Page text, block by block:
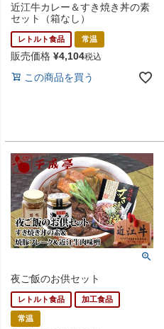
近江牛カレー＆すき焼き丼の素
セット（箱なし）
レトルト食品 常温
販売価格 ¥4,104税込
この商品を買う
夜ご飯のお供セット
レトルト食品 加工食品
常温